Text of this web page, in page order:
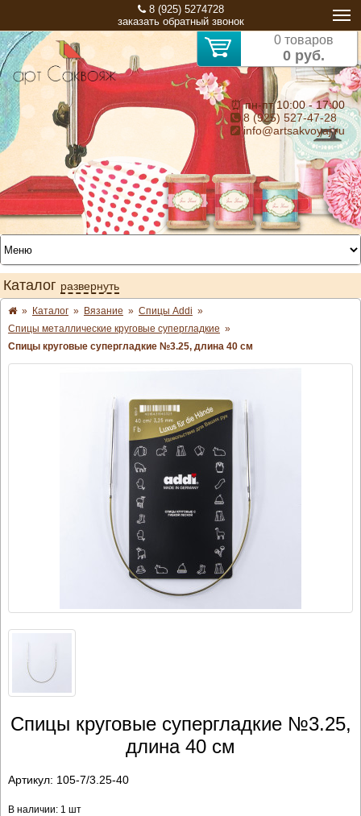
8 (925) 5274728
заказать обратный звонок
0 товаров
0 руб.
⏰ пн-пт 10:00 - 17:00
8 (925) 527-47-28
info@artsakvoyaj.ru
Каталог развернуть
» Каталог » Вязание » Спицы Addi »
Спицы металлические круговые супергладкие »
Спицы круговые супергладкие №3.25, длина 40 см
Спицы круговые супергладкие №3.25,
длина 40 см
Артикул: 105-7/3.25-40
В наличии: 1 шт